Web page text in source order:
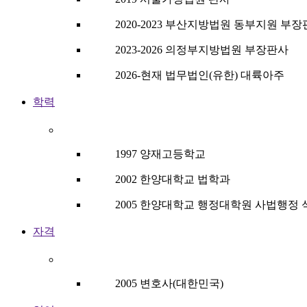
2020-2023 부산지방법원 동부지원 부장
2023-2026 의정부지방법원 부장판사
2026-현재 법무법인(유한) 대륙아주
학력
1997 양재고등학교
2002 한양대학교 법학과
2005 한양대학교 행정대학원 사법행정
자격
2005 변호사(대한민국)